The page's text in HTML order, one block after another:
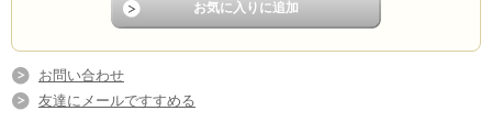
お問い合わせ
友達にメールですすめる